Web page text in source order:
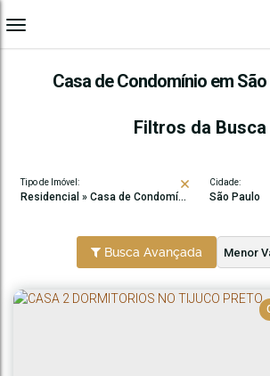
Casa de Condomínio em
Filtros da Busca
Tipo de Imóvel:
Residencial » Casa de Condomínio
Cidade:
São Paulo
Busca Avançada